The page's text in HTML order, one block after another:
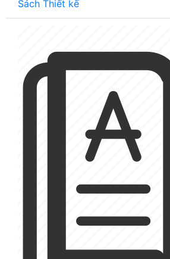
Sách Thiết kế